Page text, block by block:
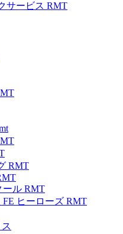
サービス RMT
RMT
ール RMT
ヒーローズ RMT